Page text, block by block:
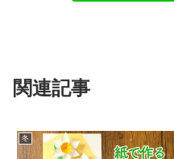
関連記事
冬